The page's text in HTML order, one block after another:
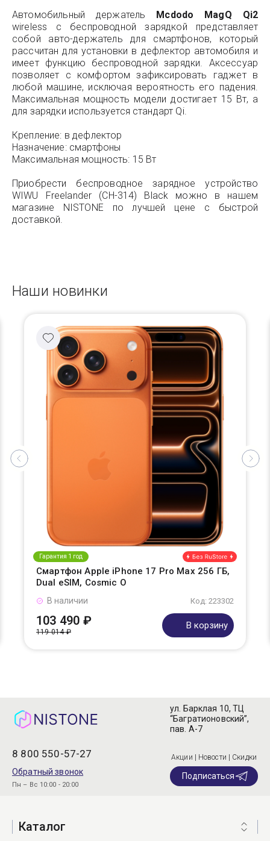
Автомобильный держатель Mcdodo MagQ Qi2
wireless с беспроводной зарядкой представляет
собой авто-держатель для смартфонов, который
рассчитан для установки в дефлектор автомобиля и
имеет функцию беспроводной зарядки. Аксессуар
позволяет с комфортом зафиксировать гаджет в
любой машине, исключая вероятность его падения.
Максимальная мощность модели достигает 15 Вт, а
для зарядки используется стандарт Qi.
Крепление: в дефлектор
Назначение: смартфоны
Максимальная мощность: 15 Вт
Приобрести беспроводное зарядное устройство
WIWU Freelander (CH-314) Black можно в нашем
магазине NISTONE по лучшей цене с быстрой
доставкой.
Наши новинки
Гарантия 1 год
Смартфон Apple iPhone 17 Pro Max 256 ГБ,
Dual eSIM, Cosmic O
Код: 223302
В наличии
103 490 ₽
119 014 ₽
В корзину
8 800 550-57-27
Обратный звонок
Пн – Вс 10:00 - 20:00
ул. Барклая 10, ТЦ
“Багратионовский”,
пав. А-7
Акции | Новости | Скидки
Подписаться
Каталог